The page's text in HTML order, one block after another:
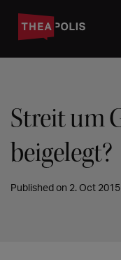
Streit um
beigelegt?
Published on 2. Oct 2015